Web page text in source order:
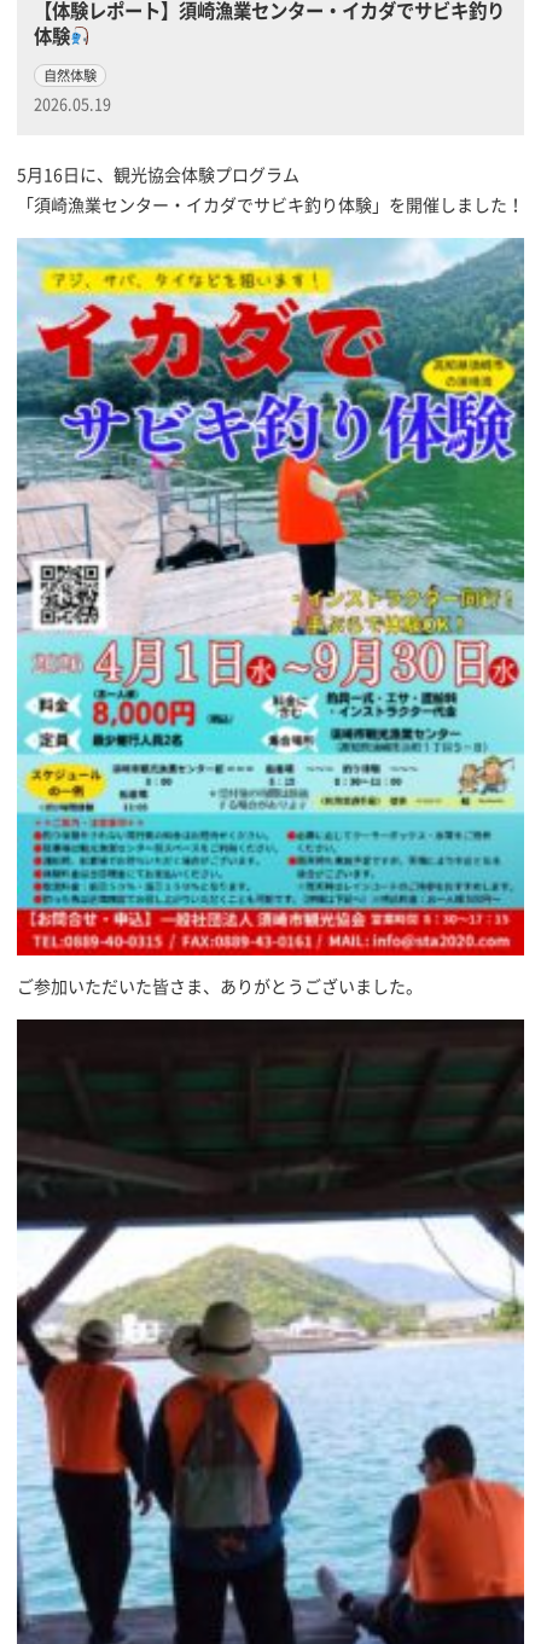
【体験レポート】須崎漁業センター・イカダでサビキ釣り
体験
自然体験
2026.05.19
5月16日に、観光協会体験プログラム
「須崎漁業センター・イカダでサビキ釣り体験」を開催しました！
ご参加いただいた皆さま、ありがとうございました。